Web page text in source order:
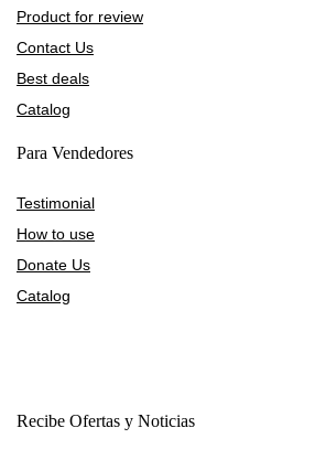
Product for review
Contact Us
Best deals
Catalog
Para Vendedores
Testimonial
How to use
Donate Us
Catalog
Recibe Ofertas y Noticias